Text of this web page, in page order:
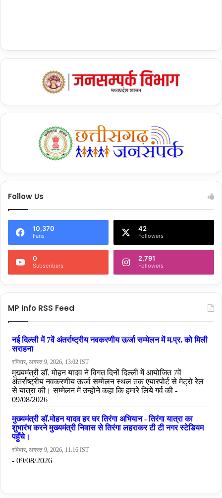
Follow Us
10,370
Fans
42
Followers
0
Subscribers
2,791
Followers
MP Info RSS Feed